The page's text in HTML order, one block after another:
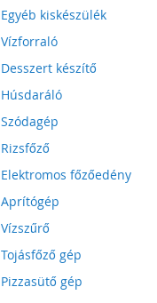
Egyéb kiskészülék
Vízforraló
Desszert készítő
Húsdaráló
Szódagép
Rizsfőző
Elektromos főzőedény
Aprítógép
Vízszűrő
Tojásfőző gép
Pizzasütő gép